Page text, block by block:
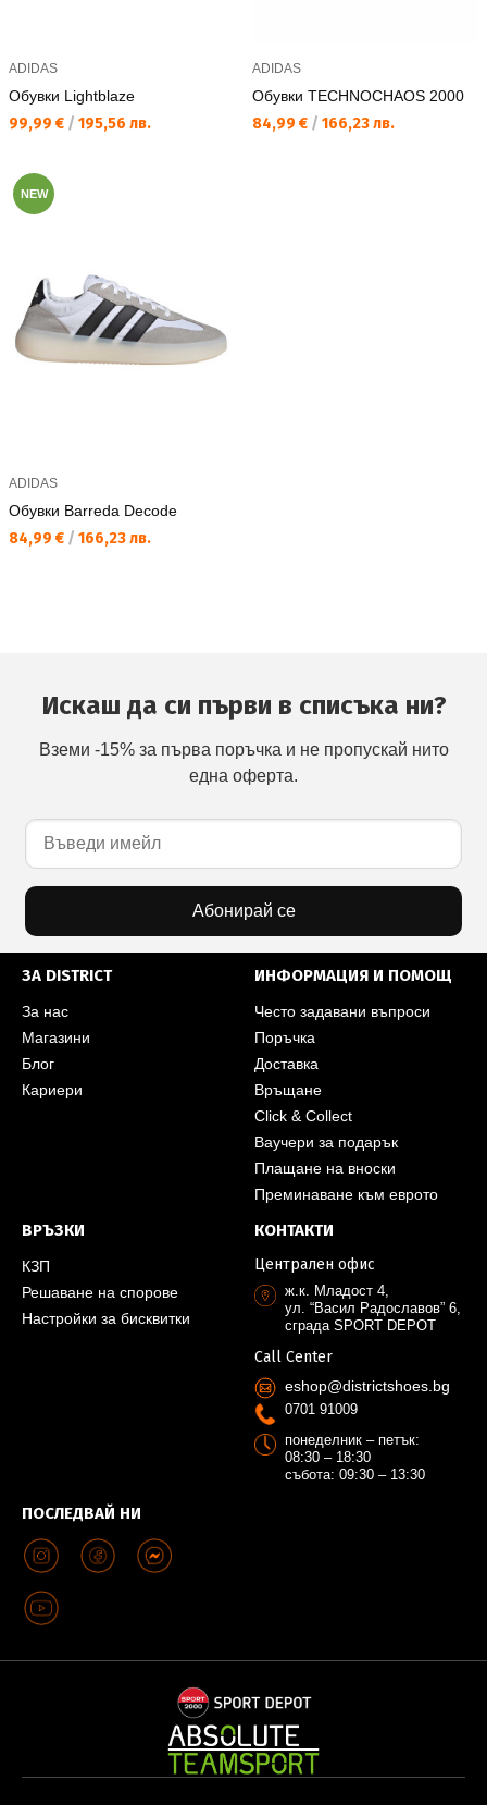
ADIDAS
Обувки Lightblaze
Текуща цена:
99,99 € / 195,56 лв.
ADIDAS
Обувки TECHNOCHAOS 2000
Текуща цена:
84,99 € / 166,23 лв.
NEW
ADIDAS
Обувки Barreda Decode
Текуща цена:
84,99 € / 166,23 лв.
Искаш да си първи в списъка ни?
Вземи -15% за първа поръчка и не пропускай нито
една оферта.
Абонирай се
ЗА DISTRICT
За нас
Магазини
Блог
Кариери
ИНФОРМАЦИЯ И ПОМОЩ
Често задавани въпроси
Поръчка
Доставка
Връщане
Click & Collect
Ваучери за подарък
Плащане на вноски
Преминаване към еврото
ВРЪЗКИ
КЗП
Решаване на спорове
Настройки за бисквитки
ПОСЛЕДВАЙ НИ
КОНТАКТИ
Централен офис
ж.к. Младост 4,
ул. “Васил Радославов” 6,
сграда SPORT DEPOT
Call Center
eshop@districtshoes.bg
0701 91009
понеделник – петък:
08:30 – 18:30
събота: 09:30 – 13:30